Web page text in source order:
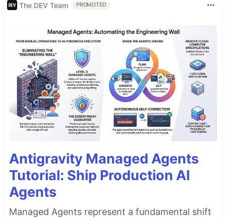
The DEV Team PROMOTED
Antigravity Managed Agents
Tutorial: Ship Production AI
Agents
Managed Agents represent a fundamental shift